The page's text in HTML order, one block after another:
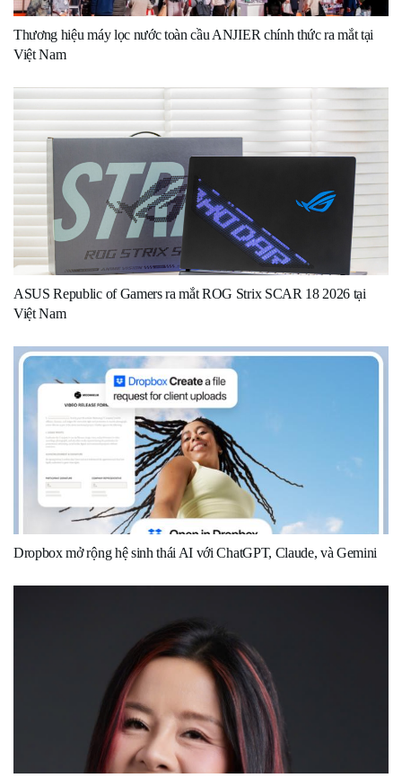
Thương hiệu máy lọc nước toàn cầu ANJIER chính thức ra mắt tại
Việt Nam
ASUS Republic of Gamers ra mắt ROG Strix SCAR 18 2026 tại
Việt Nam
Dropbox mở rộng hệ sinh thái AI với ChatGPT, Claude, và Gemini